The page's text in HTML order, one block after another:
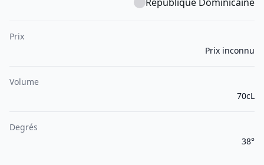
Prix
Prix inconnu
Volume
70cL
Degrés
38°